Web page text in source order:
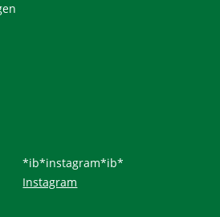
*ib*instagram*ib*
Instagram